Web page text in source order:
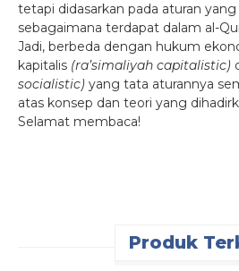
tetapi didasarkan pada aturan
sebagaimana terdapat dalam al-
Jadi, berbeda dengan hukum
kapitalis (ra’simaliyah capitalistic)
socialistic) yang tata aturannya
atas konsep dan teori yang
Selamat membaca!
Produk